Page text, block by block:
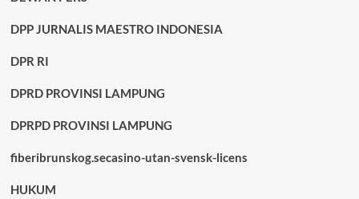
DPP JURNALIS MAESTRO INDONESIA
DPR RI
DPRD PROVINSI LAMPUNG
DPRPD PROVINSI LAMPUNG
fiberibrunskog.secasino-utan-svensk-licens
HUKUM